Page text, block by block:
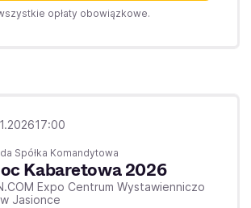
opłaty obowiązkowe.
17:00
Spółka Komandytowa
Kabaretowa 2026
Expo Centrum Wystawienniczo
Jasionce